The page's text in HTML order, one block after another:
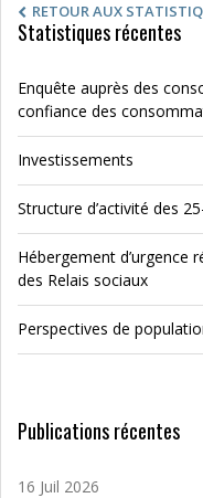
RETOUR AUX
Statistiques récentes
Enquête auprès des
confiance des
Investissements
Structure d’activité des
Hébergement d’urgence
des Relais sociaux
Perspectives de
Publications récentes
16 Juil 2026